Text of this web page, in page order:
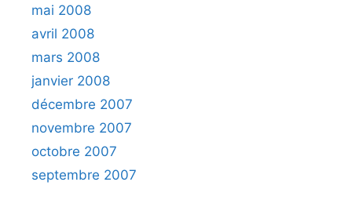
mai 2008
avril 2008
mars 2008
janvier 2008
décembre 2007
novembre 2007
octobre 2007
septembre 2007